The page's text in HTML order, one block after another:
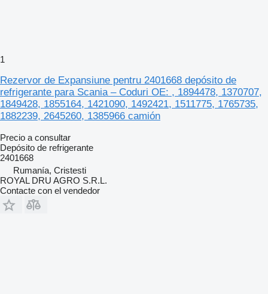
1
Rezervor de Expansiune pentru 2401668 depósito de
refrigerante para Scania – Coduri OE: , 1894478, 1370707,
1849428, 1855164, 1421090, 1492421, 1511775, 1765735,
1882239, 2645260, 1385966 camión
Precio a consultar
Depósito de refrigerante
2401668
Rumanía, Cristesti
ROYAL DRU AGRO S.R.L.
Contacte con el vendedor